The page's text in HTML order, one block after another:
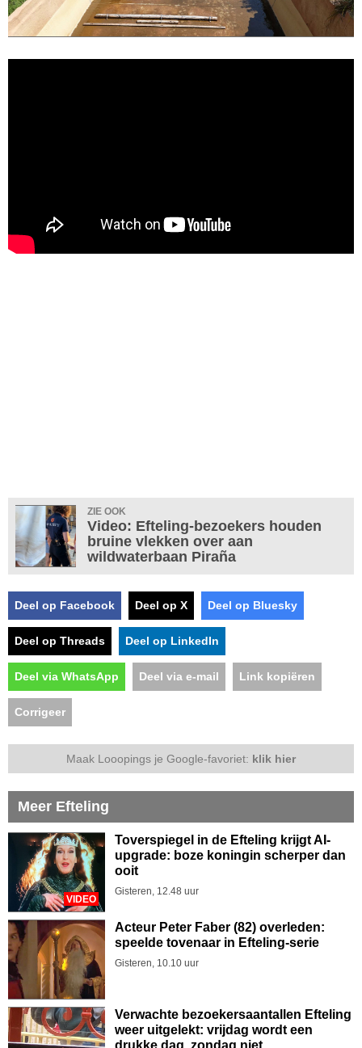
ZIE OOK
Video: Efteling-bezoekers houden
bruine vlekken over aan
wildwaterbaan Piraña
Deel op Facebook Deel op X Deel op Bluesky
Deel op Threads Deel op LinkedIn
Deel via WhatsApp Deel via e-mail Link kopiëren
Corrigeer
Maak Looopings je Google-favoriet: klik hier
Meer Efteling
VIDEO
Toverspiegel in de Efteling krijgt AI-
upgrade: boze koningin scherper dan
ooit
Gisteren, 12.48 uur
Acteur Peter Faber (82) overleden:
speelde tovenaar in Efteling-serie
Gisteren, 10.10 uur
Verwachte bezoekersaantallen Efteling
weer uitgelekt: vrijdag wordt een
drukke dag, zondag niet